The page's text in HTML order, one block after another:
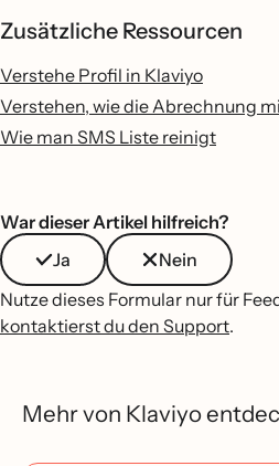
Zusätzliche Ressourcen
Verstehe Profil in Klaviyo
Verstehen, wie die Abrechnung
Wie man SMS Liste reinigt
War dieser Artikel hilfreich?
Ja
Nein
Nutze dieses Formular nur für
kontaktierst du den Support.
Mehr von Klaviyo